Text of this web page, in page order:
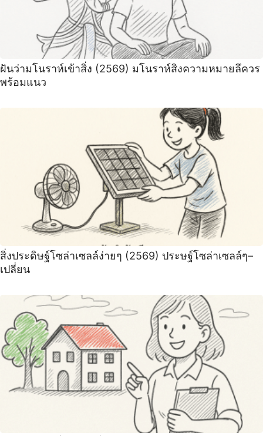
ฝันว่ามโนราห์เข้าสิ่ง (2569) มโนราห์สิงความหมายลึควร
พร้อมแนว
สิ่งประดิษฐ์โซล่าเซลล์ง่ายๆ (2569) ประษฐ์โซล่าเซลล์ๆ–
เปลี่ยน